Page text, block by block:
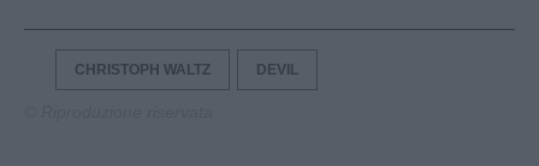
CHRISTOPH WALTZ DEVIL